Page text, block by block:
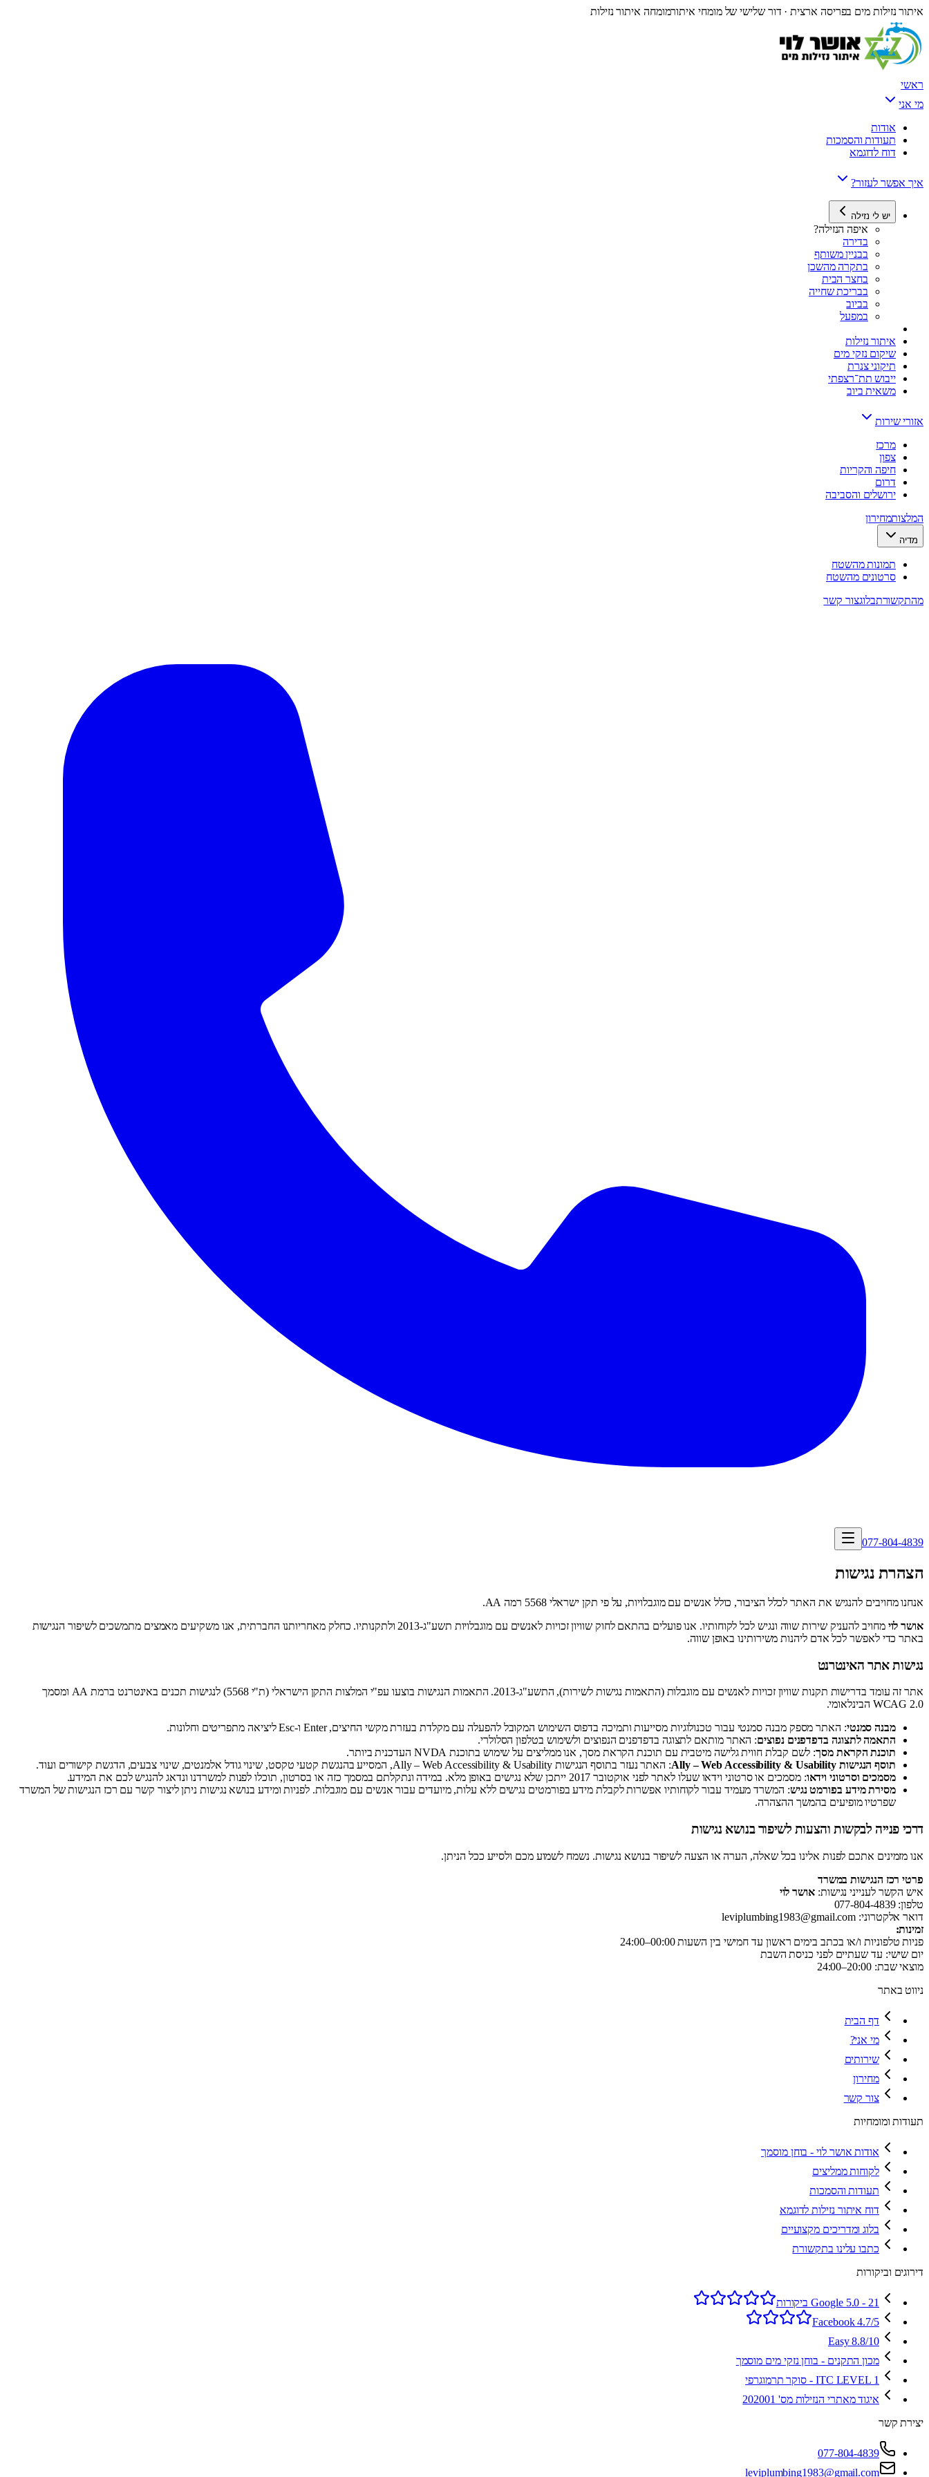
איתור נזילות מים בפריסה ארצית · דור שלישי של מומחי איתורמומחה איתור נזילות
ראשי
מי אני
אודות
תעודות והסמכות
דוח לדוגמא
איך אפשר לעזור?
יש לי נזילה
איפה הנזילה?
בדירה
בבניין משותף
בתקרה מהשכן
בחצר הבית
בבריכת שחייה
בביוב
במפעל
איתור נזילות
שיקום נזקי מים
תיקוני צנרת
ייבוש תת־רצפתי
משאית ביוב
אזורי שירות
מרכז
צפון
חיפה והקריות
דרום
ירושלים והסביבה
המלצותמחירון
מדיה
תמונות מהשטח
סרטונים מהשטח
מהתקשורתבלוגצור קשר
077-804-4839
הצהרת נגישות
אנחנו מחויבים להנגיש את האתר לכלל הציבור, כולל אנשים עם מוגבלויות, על פי תקן ישראלי 5568 רמה AA.
אושר לוי
מחויב להעניק שירות שווה ונגיש לכל לקוחותיו. אנו פועלים בהתאם לחוק שוויון זכויות לאנשים עם מוגבלויות תשע"ג-2013 ולתקנותיו. כחלק מאחריותנו החברתית, אנו משקיעים מאמצים מתמשכים לשיפור הנגישות
באתר כדי לאפשר לכל אדם ליהנות משירותינו באופן שווה.
נגישות אתר האינטרנט
אתר זה עומד בדרישות תקנות שוויון זכויות לאנשים עם מוגבלות (התאמות נגישות לשירות), התשע"ג-2013. התאמות הנגישות בוצעו עפ"י המלצות התקן הישראלי (ת"י 5568) לנגישות תכנים באינטרנט ברמת AA ומסמך
WCAG 2.0 הבינלאומי.
מבנה סמנטי: האתר מספק מבנה סמנטי עבור טכנולוגיות מסייעות ותמיכה בדפוס השימוש המקובל להפעלה עם מקלדת בעזרת מקשי החיצים, Enter ו-Esc ליציאה מתפריטים וחלונות.
התאמה לתצוגה בדפדפנים נפוצים: האתר מותאם לתצוגה בדפדפנים הנפוצים ולשימוש בטלפון הסלולרי.
תוכנת הקראת מסך: לשם קבלת חווית גלישה מיטבית עם תוכנת הקראת מסך, אנו ממליצים על שימוש בתוכנת NVDA העדכנית ביותר.
תוסף הנגישות Ally – Web Accessibility & Usability
: האתר נעזר בתוסף הנגישות Ally – Web Accessibility & Usability, המסייע בהנגשת קטעי טקסט, שינוי גודל אלמנטים, שינוי צבעים, הדגשת קישורים ועוד.
מסמכים וסרטוני וידאו: מסמכים או סרטוני וידאו שעלו לאתר לפני אוקטובר 2017 ייתכן שלא נגישים באופן מלא. במידה ונתקלתם במסמך כזה או בסרטון, תוכלו לפנות למשרדנו ונדאג להנגיש לכם את המידע.
מסירת מידע בפורמט נגיש: המשרד מעמיד עבור לקוחותיו אפשרות לקבלת מידע בפורמטים נגישים ללא עלות, מיועדים עבור אנשים עם מוגבלות. לפניות ומידע בנושא נגישות ניתן ליצור קשר עם רכז הנגישות של המשרד
שפרטיו מופיעים בהמשך ההצהרה.
דרכי פנייה לבקשות והצעות לשיפור בנושא נגישות
אנו מזמינים אתכם לפנות אלינו בכל שאלה, הערה או הצעה לשיפור בנושא נגישות. נשמח לשמוע מכם ולסייע ככל הניתן.
פרטי רכז הנגישות במשרד
איש הקשר לענייני נגישות: אושר לוי
טלפון: 077-804-4839
דואר אלקטרוני: leviplumbing1983@gmail.com
זמינות:
פניות טלפוניות ו/או בכתב בימים ראשון עד חמישי בין השעות 00:00–24:00
יום שישי: עד שעתיים לפני כניסת השבת
מוצאי שבת: 20:00–24:00
ניווט באתר
דף הבית
מי אני?
שירותים
מחירון
צור קשר
תעודות ומומחיות
אודות אושר לוי - בוחן מוסמך
לקוחות ממליצים
תעודות והסמכות
דוח איתור נזילות לדוגמא
בלוג ומדריכים מקצועיים
כתבו עלינו בתקשורת
דירוגים וביקורות
Google 5.0 - 21 ביקורות
Facebook 4.7/5
Easy 8.8/10
מכון התקנים - בוחן נזקי מים מוסמך
ITC LEVEL 1 - סוקר תרמוגרפי
איגוד מאתרי הנזילות מס' 202001
יצירת קשר
077-804-4839
leviplumbing1983@gmail.com